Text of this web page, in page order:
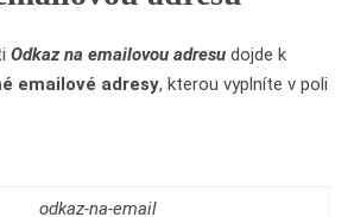
Odkaz na emailovou adresu dojde k
emailové adresy, kterou vyplníte v poli